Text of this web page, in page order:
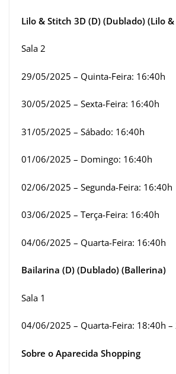
Lilo & Stitch 3D (D) (Dublado) (Lilo
Sala 2
29/05/2025 – Quinta-Feira: 16:40h
30/05/2025 – Sexta-Feira: 16:40h
31/05/2025 – Sábado: 16:40h
01/06/2025 – Domingo: 16:40h
02/06/2025 – Segunda-Feira: 16:40h
03/06/2025 – Terça-Feira: 16:40h
04/06/2025 – Quarta-Feira: 16:40h
Bailarina (D) (Dublado) (Ballerina)
Sala 1
04/06/2025 – Quarta-Feira: 18:40h –
Sobre o Aparecida Shopping